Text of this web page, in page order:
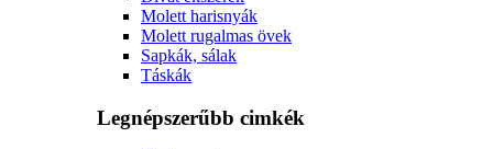
Molett harisnyák
Molett rugalmas övek
Sapkák, sálak
Táskák
Legnépszerűbb cimkék